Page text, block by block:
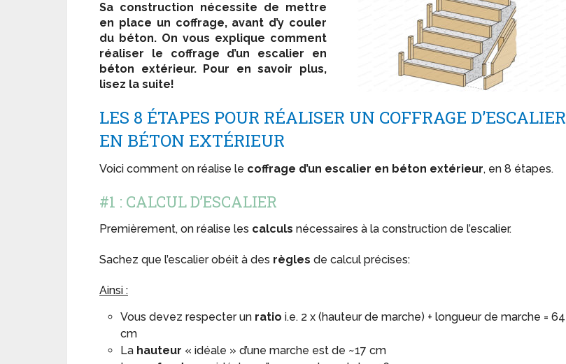
Sa construction nécessite de mettre
en place un coffrage, avant d’y couler
du béton. On vous explique comment
réaliser le coffrage d’un escalier en
béton extérieur. Pour en savoir plus,
lisez la suite!
LES 8 ÉTAPES POUR RÉALISER UN COFFRAGE D’ESCALIER
EN BÉTON EXTÉRIEUR
Voici comment on réalise le coffrage d’un escalier en béton extérieur, en 8 étapes.
#1 : CALCUL D’ESCALIER
Premièrement, on réalise les calculs nécessaires à la construction de l’escalier.
Sachez que l’escalier obéit à des règles de calcul précises:
Ainsi :
Vous devez respecter un ratio i.e. 2 x (hauteur de marche) + longueur de marche = 64
cm
La hauteur « idéale » d’une marche est de ~17 cm